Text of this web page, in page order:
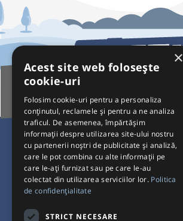
Pentru Călători
Curse autobuz
Plecări/Sosiri
×
Acest site web folosește
cookie-uri
Folosim cookie-uri pentru a personaliza
conținutul, reclamele și pentru a ne analiza
traficul. De asemenea, împărtășim
informații despre utilizarea site-ului nostru
cu partenerii noștri de publicitate și analiză,
care le pot combina cu alte informații pe
care le-ați furnizat sau pe care le-au
colectat din utilizarea serviciilor lor. Politica
de confidențialitate
STRICT NECESARE